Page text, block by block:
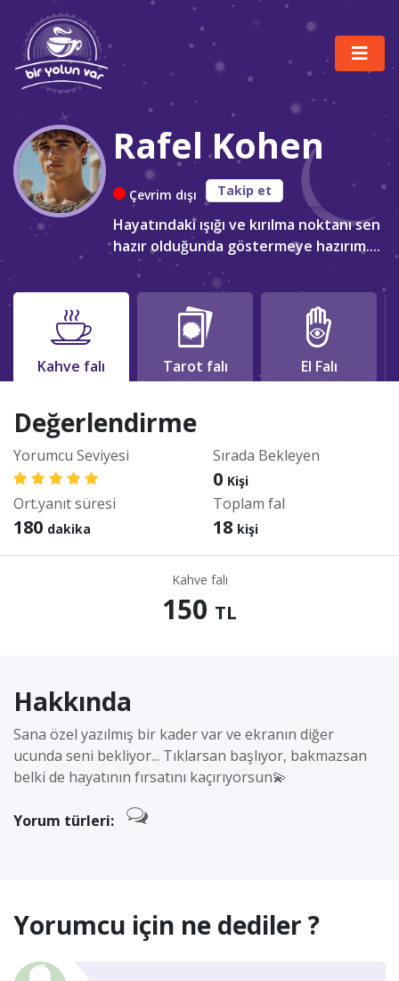
Rafel Kohen
Çevrim dışı Takip et
Hayatındaki ışığı ve kırılma noktanı sen
hazır olduğunda göstermeye hazırım....
Kahve falı Tarot falı El Falı
Değerlendirme
Yorumcu Seviyesi Sırada Bekleyen
0 Kişi
Ort.yanıt süresi
180 dakika
Toplam fal
18 kişi
Kahve falı
150 TL
Hakkında
Sana özel yazılmış bir kader var ve ekranın diğer
ucunda seni bekliyor... Tıklarsan başlıyor, bakmazsan
belki de hayatının fırsatını kaçırıyorsun💫
Yorum türleri:
Yorumcu için ne dediler ?